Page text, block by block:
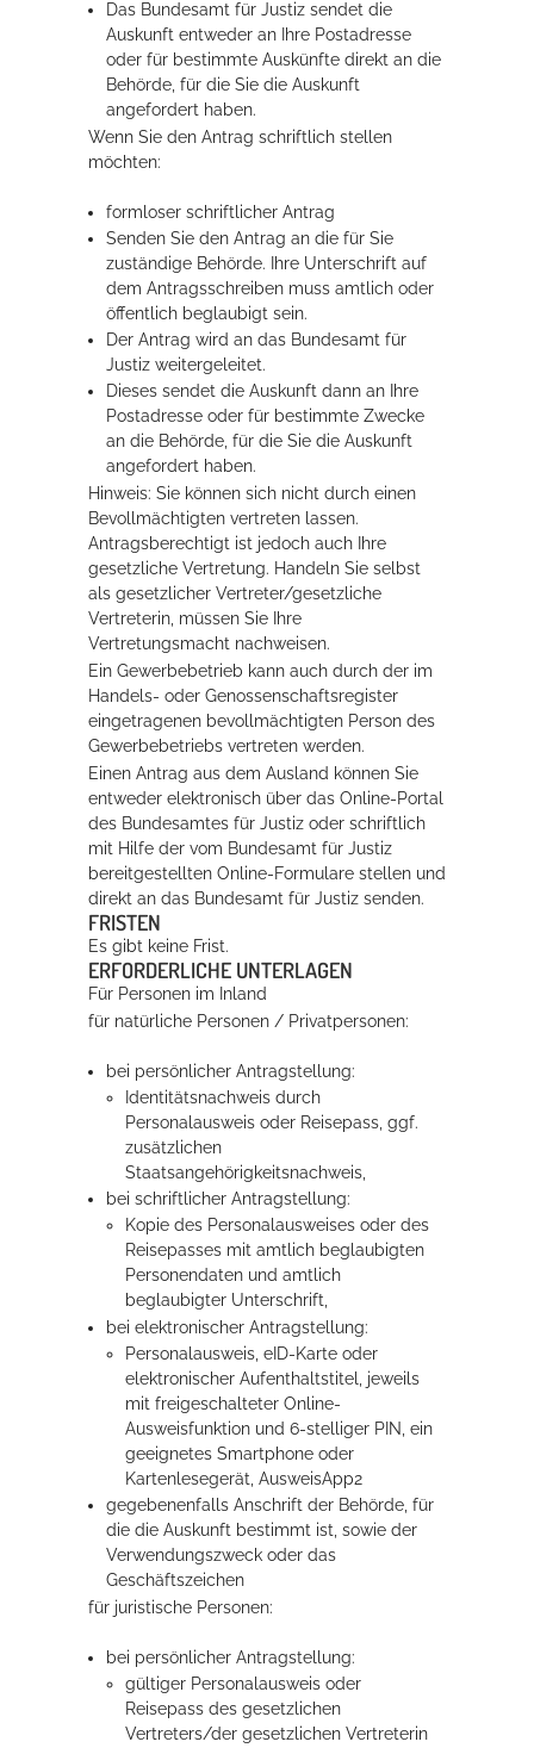
Das Bundesamt für Justiz sendet die
Auskunft entweder an Ihre Postadresse
oder für bestimmte Auskünfte direkt an die
Behörde, für die Sie die Auskunft
angefordert haben.
Wenn Sie den Antrag schriftlich stellen
möchten:
formloser schriftlicher Antrag
Senden Sie den Antrag an die für Sie
zuständige Behörde. Ihre Unterschrift auf
dem Antragsschreiben muss amtlich oder
öffentlich beglaubigt sein.
Der Antrag wird an das Bundesamt für
Justiz weitergeleitet.
Dieses sendet die Auskunft dann an Ihre
Postadresse oder für bestimmte Zwecke
an die Behörde, für die Sie die Auskunft
angefordert haben.
Hinweis: Sie können sich nicht durch einen
Bevollmächtigten vertreten lassen.
Antragsberechtigt ist jedoch auch Ihre
gesetzliche Vertretung. Handeln Sie selbst
als gesetzlicher Vertreter/gesetzliche
Vertreterin, müssen Sie Ihre
Vertretungsmacht nachweisen.
Ein Gewerbebetrieb kann auch durch der im
Handels- oder Genossenschaftsregister
eingetragenen bevollmächtigten Person des
Gewerbebetriebs vertreten werden.
Einen Antrag aus dem Ausland können Sie
entweder elektronisch über das Online-Portal
des Bundesamtes für Justiz oder schriftlich
mit Hilfe der vom Bundesamt für Justiz
bereitgestellten Online-Formulare stellen und
direkt an das Bundesamt für Justiz senden.
FRISTEN
Es gibt keine Frist.
ERFORDERLICHE UNTERLAGEN
Für Personen im Inland
für natürliche Personen / Privatpersonen:
bei persönlicher Antragstellung:
Identitätsnachweis durch
Personalausweis oder Reisepass, ggf.
zusätzlichen
Staatsangehörigkeitsnachweis,
bei schriftlicher Antragstellung:
Kopie des Personalausweises oder des
Reisepasses mit amtlich beglaubigten
Personendaten und amtlich
beglaubigter Unterschrift,
bei elektronischer Antragstellung:
Personalausweis, eID-Karte oder
elektronischer Aufenthaltstitel, jeweils
mit freigeschalteter Online-
Ausweisfunktion und 6-stelliger PIN, ein
geeignetes Smartphone oder
Kartenlesegerät, AusweisApp2
gegebenenfalls Anschrift der Behörde, für
die die Auskunft bestimmt ist, sowie der
Verwendungszweck oder das
Geschäftszeichen
für juristische Personen:
bei persönlicher Antragstellung:
gültiger Personalausweis oder
Reisepass des gesetzlichen
Vertreters/der gesetzlichen Vertreterin